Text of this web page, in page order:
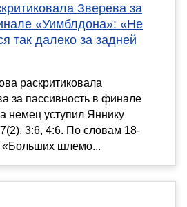
Зверева за
«Уимблдона»: «Не
так далеко за задней
раскритиковала
за пассивность в финале
немец уступил Яннику
3:6, 4:6. По словам 18-
«Больших шлемо...